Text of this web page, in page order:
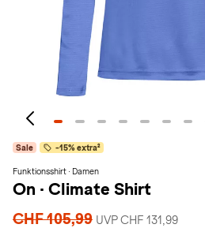
Sale -15% extra²
Funktionsshirt · Damen
On · Climate Shirt
CHF 105,99 UVP CHF 131,99